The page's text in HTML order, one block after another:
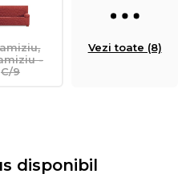
-
C/9
Vezi toate (8)
disponibil